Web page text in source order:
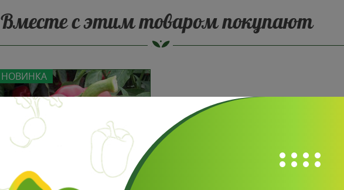
Вместе с этим товаром покупают
НОВИНКА